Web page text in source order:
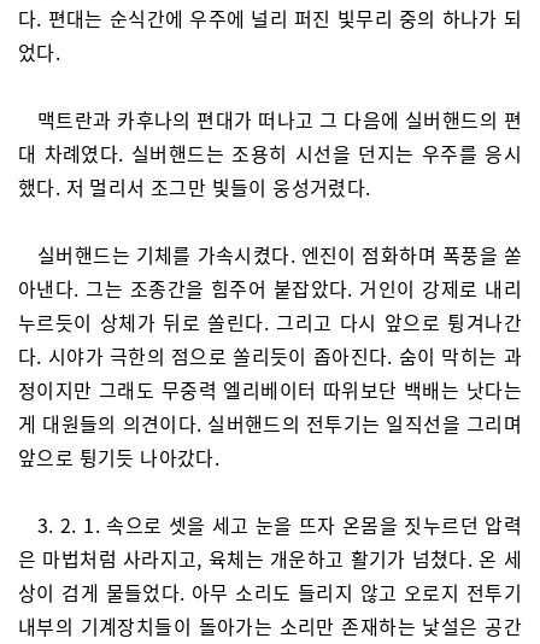
다. 편대는 순식간에 우주에 널리 퍼진 빛무리 중의 하나가 되
었다.
맥트란과 카후나의 편대가 떠나고 그 다음에 실버핸드의 편
대 차례였다. 실버핸드는 조용히 시선을 던지는 우주를 응시
했다. 저 멀리서 조그만 빛들이 웅성거렸다.
실버핸드는 기체를 가속시켰다. 엔진이 점화하며 폭풍을 쏟
아낸다. 그는 조종간을 힘주어 붙잡았다. 거인이 강제로 내리
누르듯이 상체가 뒤로 쏠린다. 그리고 다시 앞으로 튕겨나간
다. 시야가 극한의 점으로 쏠리듯이 좁아진다. 숨이 막히는 과
정이지만 그래도 무중력 엘리베이터 따위보단 백배는 낫다는
게 대원들의 의견이다. 실버핸드의 전투기는 일직선을 그리며
앞으로 튕기듯 나아갔다.
3. 2. 1. 속으로 셋을 세고 눈을 뜨자 온몸을 짓누르던 압력
은 마법처럼 사라지고, 육체는 개운하고 활기가 넘쳤다. 온 세
상이 검게 물들었다. 아무 소리도 들리지 않고 오로지 전투기
내부의 기계장치들이 돌아가는 소리만 존재하는 낯설은 공간